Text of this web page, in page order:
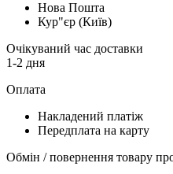
Нова Пошта
Кур"єр (Київ)
Очікуваний час доставки
1-2 дня
Оплата
Накладений платіж
Передплата на карту
Обмін / повернення товару